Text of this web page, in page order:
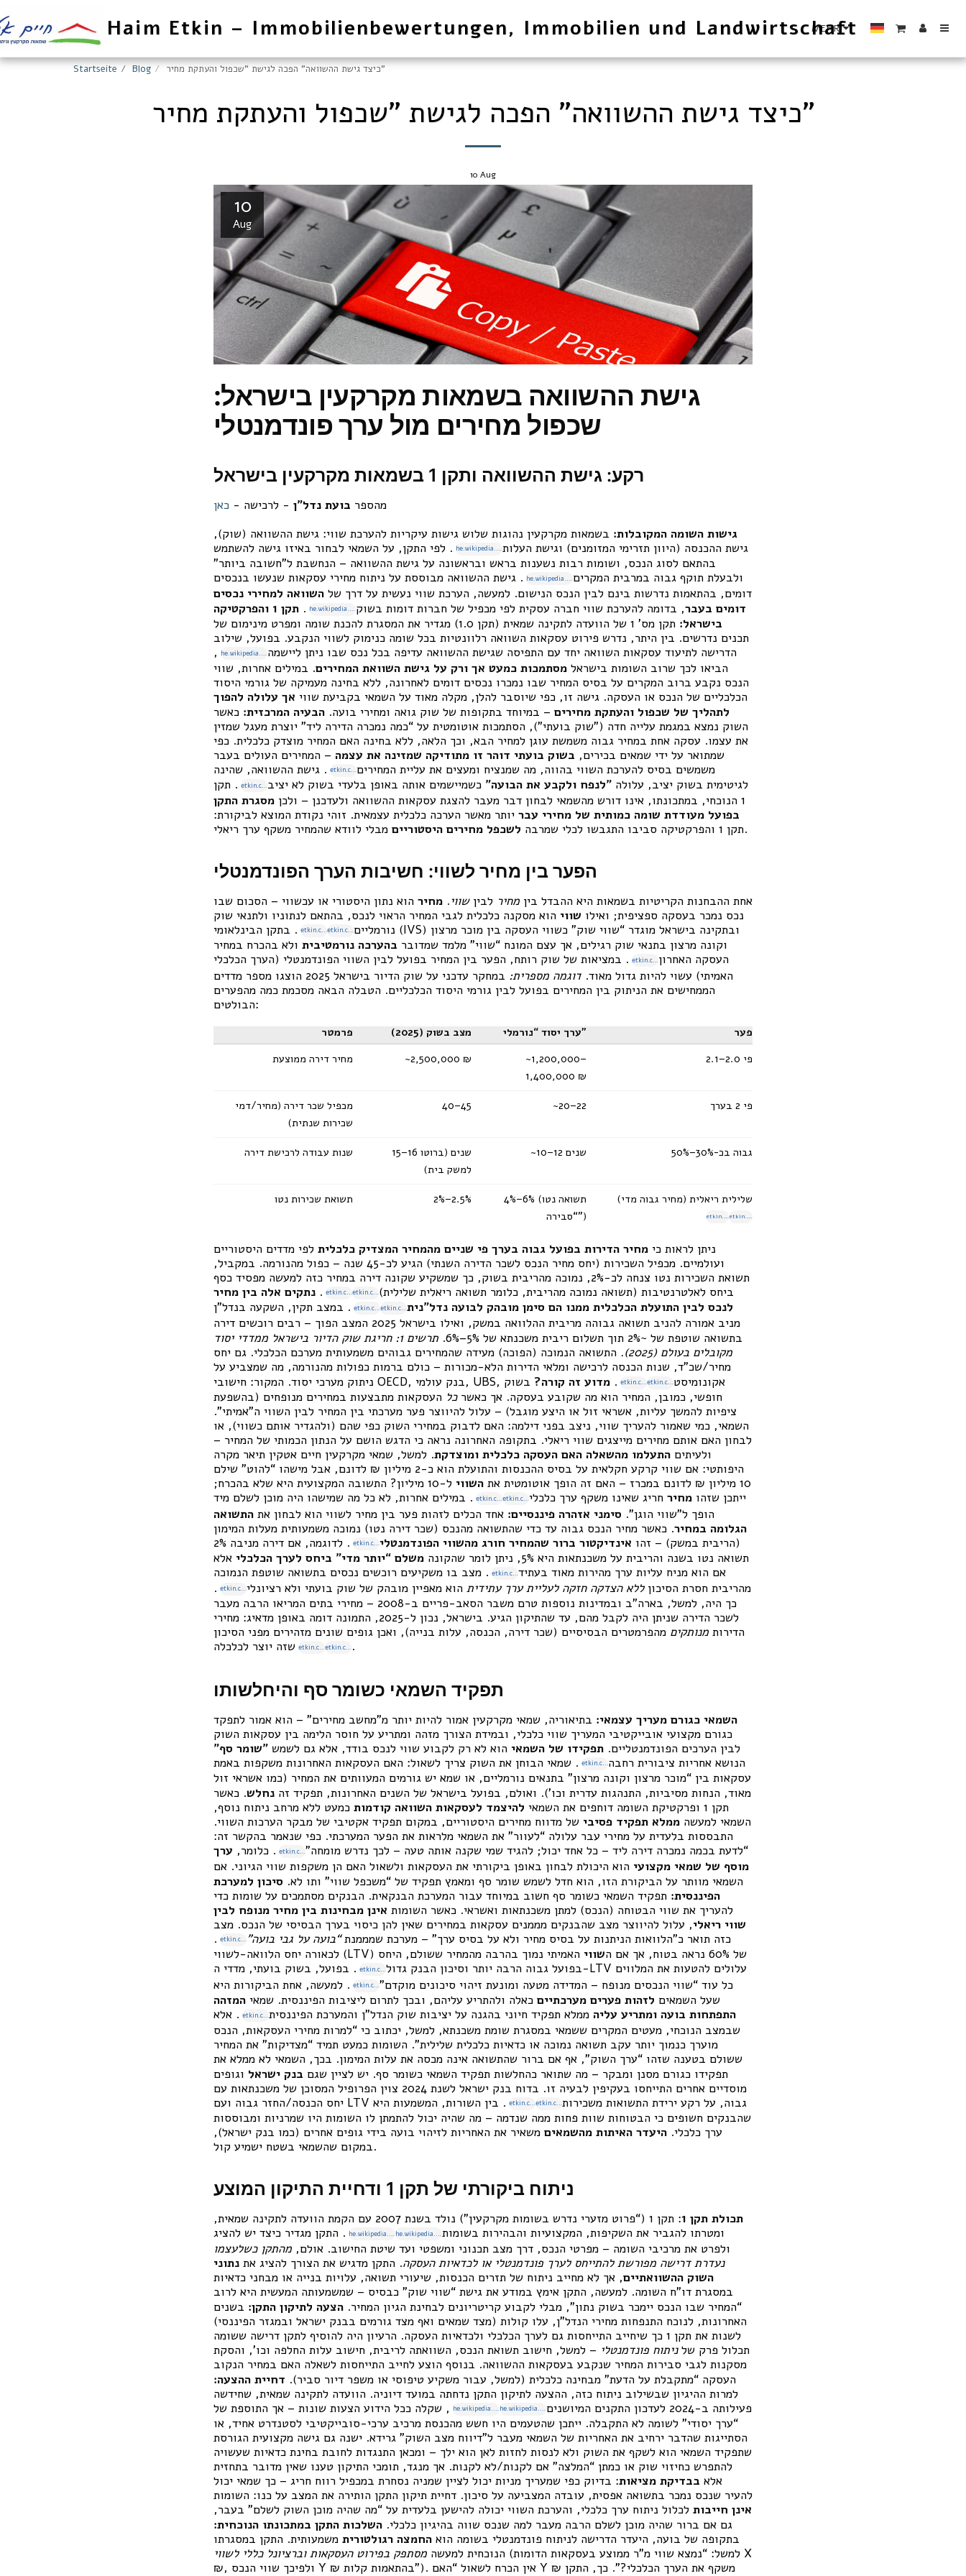
Haim Etkin – Immobilienbewertungen, Immobilien und Landwirtschaft
MEHR
Startseite Blog כיצד גישת ההשוואה" הפכה לגישת "שכפול והעתקת מחיר"
כיצד גישת ההשוואה" הפכה לגישת "שכפול והעתקת מחיר"
10 Aug
10
Aug
גישת ההשוואה בשמאות מקרקעין בישראל:
שכפול מחירים מול ערך פונדמנטלי
רקע: גישת ההשוואה ותקן 1 בשמאות מקרקעין בישראל
מהספר בועת נדל"ן - לרכישה - כאן
גישות השומה המקובלות: בשמאות מקרקעין נהוגות שלוש גישות עיקריות להערכת שווי: גישת ההשוואה (שוק),
גישת ההכנסה (היוון תזרימי המזומנים) וגישת העלותhe.wikipedia.org
. לפי התקן, על השמאי לבחור באיזו גישה להשתמש
בהתאם לסוג הנכס, ושומות רבות נשענות בראש ובראשונה על גישת ההשוואה – הנחשבת ל”חשובה ביותר”
ולבעלת תוקף גבוה במרבית המקריםhe.wikipedia.org
. גישת ההשוואה מבוססת על ניתוח מחירי עסקאות שנעשו בנכסים
דומים, בהתאמות נדרשות בינם לבין הנכס הנישום. למעשה, הערכת שווי נעשית על דרך של השוואה למחירי נכסים
דומים בעבר, בדומה להערכת שווי חברה עסקית לפי מכפיל של חברות דומות בשוקhe.wikipedia.org
.
תקן 1 והפרקטיקה
בישראל:
תקן מס’ 1 של הוועדה לתקינה שמאית (תקן 1.0) מגדיר את המסגרת להכנת שומה ומפרט מינימום של
תכנים נדרשים. בין היתר, נדרש פירוט עסקאות השוואה רלוונטיות בכל שומה כנימוק לשווי הנקבע. בפועל, שילוב
הדרישה לתיעוד עסקאות השוואה יחד עם התפיסה שגישת ההשוואה עדיפה בכל נכס שבו ניתן ליישמהhe.wikipedia.org
,
הביאו לכך שרוב השומות בישראל מסתמכות כמעט אך ורק על גישת השוואת המחירים. במילים אחרות, שווי
הנכס נקבע ברוב המקרים על בסיס המחיר שבו נמכרו נכסים דומים לאחרונה, ללא בחינה מעמיקה של גורמי היסוד
הכלכליים של הנכס או העסקה. גישה זו, כפי שיוסבר להלן, מקלה מאוד על השמאי בקביעת שווי אך עלולה להפוך
לתהליך של שכפול והעתקת מחירים – במיוחד בתקופות של שוק גואה ומחירי בועה. הבעיה המרכזית: כאשר
השוק נמצא במגמת עלייה חדה (”שוק בועתי”), הסתמכות אוטומטית על “כמה נמכרה הדירה ליד” יוצרת מעגל שמזין
את עצמו. עסקה אחת במחיר גבוה משמשת עוגן למחיר הבא, וכך הלאה, ללא בחינה האם המחיר מוצדק כלכלית. כפי
שמתואר על ידי שמאים בכירים, בשוק בועתי דוהר זו מתודיקה שמזינה את עצמה – המחירים העולים בעבר
משמשים בסיס להערכת השווי בהווה, מה שמנציח ומעצים את עליית המחיריםetkin.co.il
. גישת ההשוואה, שהינה
לגיטימית בשוק יציב, עלולה ”לנפח ולקבע את הבועה” כשמיישמים אותה באופן בלעדי בשוק לא יציבetkin.co.il
. תקן
1 הנוכחי, במתכונתו, אינו דורש מהשמאי לבחון דבר מעבר להצגת עסקאות ההשוואה ולעדכנן – ולכן
מסגרת התקן
בפועל מעודדת שומה כמותית של מחירי עבר יותר מאשר הערכה כלכלית עצמאית. זוהי נקודת המוצא לביקורת:
תקן 1 והפרקטיקה סביבו התגבשו לכלי שמרבה
לשכפל מחירים היסטוריים מבלי לוודא שהמחיר משקף ערך ריאלי.
הפער בין מחיר לשווי: חשיבות הערך הפונדמנטלי
אחת ההבחנות הקריטיות בשמאות היא ההבדל בין מחיר לביןשווי. מחיר הוא נתון היסטורי או עכשווי – הסכום שבו
נכס נמכר בעסקה ספציפית; ואילו שווי הוא מסקנה כלכלית לגבי המחיר הראוי לנכס, בהתאם לנתוניו ולתנאי שוק
נורמליים
etkin.co.il etkin.co.il
. בתקן הבינלאומי (IVS) ובתקינה בישראל מוגדר “שווי שוק” כשווי העסקה בין מוכר מרצון
וקונה מרצון בתנאי שוק רגילים, אך עצם המונח “שווי” מלמד שמדובר בהערכה נורמטיבית ולא בהכרח במחיר
העסקה האחרוןetkin.co.il
. במציאות של שוק רותח, הפער בין המחיר בפועל לבין השווי הפונדמנטלי (הערך הכלכלי
האמיתי) עשוי להיות גדול מאוד. דוגמה מספרית:
במחקר עדכני על שוק הדיור בישראל 2025 הוצגו מספר מדדים
הממחישים את הניתוק בין המחירים בפועל לבין גורמי היסוד הכלכליים. הטבלה הבאה מסכמת כמה מהפערים
הבולטים:
פרמטר מצב בשוק (2025) ערך יסוד “נורמלי”
פער
מחיר דירה ממוצעת
~2,500,000 ₪
~1,200,000–
1,400,000 ₪
פי 2.0–2.1
מכפיל שכר דירה (מחיר/דמי
שכירות שנתית)
40–45 ~20–22 פי 2 בערך
שנות עבודה לרכישת דירה
15–16 שנים (ברוטו
למשק בית)
~10–12 שנים גבוה בכ-30%–50%
תשואת שכירות נטו 2%–2.5%
4%–6% (תשואה נטו
“סבירה”)
שלילית ריאלית (מחיר גבוה מדי)
etkin.co.il etkin.co.il
ניתן לראות כי מחיר הדירות בפועל גבוה בערך פי שניים מהמחיר המצדיק כלכלית לפי מדדים היסטוריים
ועולמיים. מכפיל השכירות (יחס מחיר הנכס לשכר הדירה השנתי) הגיע לכ-45 שנה – כפול מהנורמה. במקביל,
תשואת השכירות נטו צנחה לכ-2%, נמוכה מהריבית בשוק, כך שמשקיע שקונה דירה במחיר כזה למעשה מפסיד כסף
ביחס לאלטרנטיבות (תשואה נמוכה מהריבית, כלומר תשואה ריאלית שלילית)
etkin.co.il etkin.co.il
. נתקים אלה בין מחיר
לנכס לבין התועלת הכלכלית ממנו הם סימן מובהק לבועה נדל”נית
etkin.co.il etkin.co.il
. במצב תקין, השקעה בנדל”ן
מניב אמורה להניב תשואה גבוהה מריבית ההלוואה במשק, ואילו בישראל 2025 המצב הפוך – רבים רוכשים דירה
בתשואה שוטפת של ~2% תוך תשלום ריבית משכנתא של 5%–6%.
תרשים 1: חריגת שוק הדיור בישראל ממדדי יסוד
מקובלים בעולם (2025).
התשואה הנמוכה (הפוכה) מעידה שהמחירים גבוהים משמעותית מערכם הכלכלי. גם יחס
מחיר/שכ”ד, שנות הכנסה לרכישה ומלאי הדירות הלא-מכורות – כולם ברמות כפולות מהנורמה, מה שמצביע על
ניתוק מערכי יסוד. המקור: חישובי OECD, בנק עולמי, UBS, אקונומיסט
etkin.co.il etkin.co.il
. מדוע זה קורה? בשוק
חופשי, כמובן, המחיר הוא מה שקובע בעסקה. אך כאשרכל העסקאות מתבצעות במחירים מנופחים (בהשפעת
ציפיות להמשך עליות, אשראי זול או היצע מוגבל) – עלול להיווצר פער מערכתי בין המחיר לבין השווי ה”אמיתי”.
השמאי, כמי שאמור להעריך שווי, ניצב בפני דילמה: האם לדבוק במחירי השוק כפי שהם (ולהגדיר אותם כשווי), או
לבחון האם אותם מחירים מייצגים שווי ריאלי. בתקופה האחרונה נראה כי הדגש הושם על הנתון הכמותי של המחיר –
ולעיתים התעלמו מהשאלה האם העסקה כלכלית ומוצדקת. למשל, שמאי מקרקעין חיים אטקין תיאר מקרה
היפותטי: אם שווי קרקע חקלאית על בסיס ההכנסות והתועלת הוא כ-2 מיליון ₪ לדונם, אבל מישהו “להוט” שילם
10 מיליון ₪ לדונם במכרז – האם זה הופך אוטומטית את
השווי
ל-10 מיליון? התשובה המקצועית היא שלא בהכרח;
ייתכן שזהו מחירחריג שאינו משקף ערך כלכלי etkin.co.il etkin.co.il
. במילים אחרות, לא כל מה שמישהו היה מוכן לשלם מיד
הופך ל"שווי הוגן". סימני אזהרה פיננסיים: אחד הכלים לזהות פער בין מחיר לשווי הוא לבחון את התשואה
הגלומה במחיר. כאשר מחיר הנכס גבוה עד כדי שהתשואה מהנכס (שכר דירה נטו) נמוכה משמעותית מעלות המימון
(הריבית במשק) – זהו אינדיקטור ברור שהמחיר חורג מהשווי הפונדמנטליetkin.co.il
. לדוגמה, אם דירה מניבה 2%
תשואה נטו בשנה והריבית על משכנתאות היא 5%, ניתן לומר שהקונה
משלם “יותר מדי” ביחס לערך הכלכלי אלא
אם הוא מניח עליות ערך מהירות מאוד בעתידetkin.co.il
. מצב בו משקיעים רוכשים נכסים בתשואה שוטפת הנמוכה
מהריבית חסרת הסיכוןללא הצדקה חזקה לעליית ערך עתידיתהוא מאפיין מובהק של שוק בועתי ולא רציונליetkin.co.il
.
כך היה, למשל, בארה"ב ובמדינות נוספות טרם משבר הסאב-פריים ב-2008 – מחירי בתים המריאו הרבה מעבר
לשכר הדירה שניתן היה לקבל מהם, עד שהתיקון הגיע. בישראל, נכון ל-2025, התמונה דומה באופן מדאיג: מחירי
הדירות מנותקים מהפרמטרים הבסיסיים (שכר דירה, הכנסה, עלות בנייה), ואכן גופים שונים מזהירים מפני הסיכון
שזה יוצר לכלכלה
etkin.co.il etkin.co.il.
תפקיד השמאי כשומר סף והיחלשותו
השמאי כגורם מעריך עצמאי: בתיאוריה, שמאי מקרקעין אמור להיות יותר מ”מחשב מחירים” – הוא אמור לתפקד
כגורם מקצועי אובייקטיבי המעריך שווי כלכלי, ובמידת הצורך מזהה ומתריע על חוסר הלימה בין עסקאות השוק
לבין הערכים הפונדמנטליים. תפקידו של השמאי הוא לא רק לקבוע שווי לנכס בודד, אלא גם לשמש "שומר סף"
הנושא אחריות ציבורית רחבהetkin.co.il
. שמאי הבוחן את השוק צריך לשאול: האם העסקאות האחרונות משקפות באמת
עסקאות בין “מוכר מרצון וקונה מרצון” בתנאים נורמליים, או שמא יש גורמים המעוותים את המחיר (כמו אשראי זול
מאוד, הנחות מסיביות, התנהגות עדרית וכו’). ואולם, בפועל בישראל של השנים האחרונות, תפקיד זה נחלש. כאשר
תקן 1 ופרקטיקת השומה דוחפים את השמאי
להיצמד לעסקאות השוואה קודמות כמעט ללא מרחב ניתוח נוסף,
השמאי למעשה ממלא תפקיד פסיבי של מדווח מחירים היסטוריים, במקום תפקיד אקטיבי של מבקר הערכות השווי.
התבססות בלעדית על מחירי עבר עלולה “לעוור” את השמאי מלראות את הפער המערכתי. כפי שנאמר בהקשר זה:
“לדעת בכמה נמכרה דירה ליד – כל אחד יכול; להגיד שמי שקנה אותה טעה – לכך נדרש מומחה”etkin.co.il . כלומר, ערך
מוסף של שמאי מקצועי הוא היכולת לבחון באופן ביקורתי את העסקאות ולשאול האם הן משקפות שווי הגיוני. אם
השמאי מוותר על הביקורת הזו, הוא חדל לשמש שומר סף ומאמץ תפקיד של “משכפל שווי” ותו לא. סיכון למערכת
הפיננסית: תפקיד השמאי כשומר סף חשוב במיוחד עבור המערכת הבנקאית. הבנקים מסתמכים על שומות כדי
להעריך את שווי הבטוחה (הנכס) למתן משכנתאות ואשראי. כאשר השומות אינן מבחינות בין מחיר מנופח לבין
שווי ריאלי, עלול להיווצר מצב שהבנקים מממנים עסקאות במחירים שאין להן כיסוי בערך הבסיסי של הנכס. מצב
כזה תואר כ”הלוואות הניתנות על בסיס מחיר ולא על בסיס ערך” – מערכת שמממנת“בועה על גבי בועה”etkin.co.il
.
לכאורה יחס הלוואה-לשווי (LTV) של 60% נראה בטוח, אך אם ה
שווי האמיתי נמוך בהרבה מהמחיר ששולם, היחס
בפועל גבוה הרבה יותר וסיכון הבנק גדולetkin.co.il
. בפועל, בשוק בועתי, מדדי ה-LTV עלולים להטעות את המלווים
כל עוד “שווי הנכסים מנופח – המדידה מטעה ומונעת זיהוי סיכונים מוקדם”etkin.co.il
. למעשה, אחת הביקורות היא
שעל השמאים לזהות פערים מערכתיים כאלה ולהתריע עליהם, ובכך לתרום ליציבות הפיננסית. שמאי המזהה
התפתחות בועה ומתריע עליה ממלא תפקיד חיוני בהגנה על יציבות שוק הנדל”ן והמערכת הפיננסיתetkin.co.il
. אלא
שבמצב הנוכחי, מעטים המקרים ששמאי במסגרת שומת משכנתא, למשל, יכתוב כי “למרות מחירי העסקאות, הנכס
מוערך כנמוך יותר עקב תשואה נמוכה או כדאיות כלכלית שלילית”. השומות כמעט תמיד “מצדיקות” את המחיר
ששולם בטענה שזהו “ערך השוק”, אף אם ברור שהתשואה אינה מכסה את עלות המימון. בכך, השמאי לא ממלא את
תפקידו כגורם מסנן ומבקר – מה שתואר כהחלשות תפקיד השמאי כשומר סף. יש לציין שגם בנק ישראל וגופים
מוסדיים אחרים התייחסו בעקיפין לבעיה זו. בדוח בנק ישראל לשנת 2024 צוין הפרופיל המסוכן של משכנתאות עם
יחס הכנסה/החזר גבוה ועם LTV גבוה, על רקע ירידת התשואות משכירות
etkin.co.il etkin.co.il
. בין השורות, המשמעות היא
שהבנקים חשופים כי הבטוחות שוות פחות ממה שנדמה – מה שהיה יכול להתמתן לו השומות היו שמרניות ומבוססות
ערך כלכלי. היעדר האיתות מהשמאים משאיר את האחריות לזיהוי בועה בידי גופים אחרים (כמו בנק ישראל),
במקום שהשמאי בשטח ישמיע קול.
ניתוח ביקורתי של תקן 1 ודחיית התיקון המוצע
תכולת תקן 1
: תקן 1 (“פרוט מזערי נדרש בשומות מקרקעין”) נולד בשנת 2007 עם הקמת הוועדה לתקינה שמאית,
ומטרתו להגביר את השקיפות, המקצועיות והבהירות בשומות
he.wikipedia.org he.wikipedia.org
. התקן מגדיר כיצד יש להציג
ולפרט את מרכיבי השומה – מפרטי הנכס, דרך מצב תכנוני ומשפטי ועד שיטת החישוב. אולם, מהתקן כשלעצמו
נעדרת דרישה מפורשת להתייחס לערך פונדמנטלי או לכדאיות העסקה. התקן מדגיש את הצורך להציג את נתוני
השוק ההשוואתיים, אך לא מחייב ניתוח של תזרים הכנסות, שיעורי תשואה, עלויות בנייה או מבחני כדאיות
במסגרת דו”ח השומה. למעשה, התקן אימץ במודע את גישת “שווי שוק” כבסיס – שמשמעותה המעשית היא לרוב
“המחיר שבו הנכס יימכר בשוק נתון”, מבלי לקבוע קריטריונים לבחינת הגיון המחיר. הצעה לתיקון התקן: בשנים
האחרונות, לנוכח התנפחות מחירי הנדל”ן, עלו קולות (מצד שמאים ואף מצד גורמים בבנק ישראל ובמגזר הפיננסי)
לשנות את תקן 1 כך שיחייב התייחסות גם לערך הכלכלי ולכדאיות העסקה. הרעיון היה להוסיף לתקן דרישה ששומה
תכלול פרק שלניתוח פונדמנטלי – למשל, חישוב תשואת הנכס, השוואתה לריבית, חישוב עלות החלפה וכו’, והסקת
מסקנות לגבי סבירות המחיר שנקבע בעסקאות ההשוואה. בנוסף הוצע לחייב התייחסות לשאלה האם במחיר הנקוב
העסקה “מתקבלת על הדעת” מבחינה כלכלית (למשל, עבור משקיע טיפוסי או משפר דיור סביר). דחיית ההצעה:
למרות ההיגיון שבשילוב ניתוח כזה, ההצעה לתיקון התקן נדחתה במועד דיוניה. הוועדה לתקינה שמאית, שחידשה
פעילותה ב-2024 לעדכון התקנים המיושנים
he.wikipedia.org he.wikipedia.org
, שקלה ככל הידוע הצעות שונות – אך התוספת של
“ערך יסודי” לשומה לא התקבלה. ייתכן שהטעמים היו חשש מהכנסת מרכיב ערכי-סובייקטיבי לסטנדרט אחיד, או
הסתייגות שהדבר ירחיב את האחריות של השמאי מעבר ל”דיווח מצב השוק” גרידא. ישנה גם גישה מקצועית הגורסת
שתפקיד השמאי הוא לשקף את השוק ולא לנסות לחזות לאן הוא ילך – ומכאן התנגדות לחובת בחינת כדאיות שעשויה
להתפרש כחיזוי שוק או כמתן “המלצה” אם לקנות/לא לקנות. אך מנגד, תומכי התיקון טענו שאין מדובר בתחזית
אלא בבדיקת מציאות: בדיוק כפי שמעריך מניות יכול לציין שמניה נסחרת במכפיל רווח חריג – כך שמאי יכול
להעיר שנכס נמכר בתשואה אפסית, עובדה המצביעה על סיכון. דחיית תיקון התקן הותירה את המצב על כנו: השומות
אינן חייבות לכלול ניתוח ערך כלכלי, והערכת השווי יכולה להישען בלעדית על “מה שהיה מוכן השוק לשלם” בעבר,
גם אם ברור שהיה מוכן לשלם הרבה מעבר למה שנכס שווה בהיגיון כלכלי. השלכות התקן במתכונתו הנוכחית:
בתקופה של בועה, היעדר הדרישה לניתוח פונדמנטלי בשומה הוא החמצה רגולטורית משמעותית. התקן במסגרתו
הנוכחית למעשה מסתפק בפירוט העסקאות וברציונל כללי לשווי
(למשל: “נמצא שווי מ”ר ממוצע בעסקאות הדומות X
₪, ולפיכך שווי הנכס Y ₪ בהתאמות קלות”). אין הכרח לשאול “האם Y ₪ משקף את הערך הכלכלי?”. כך, התקן